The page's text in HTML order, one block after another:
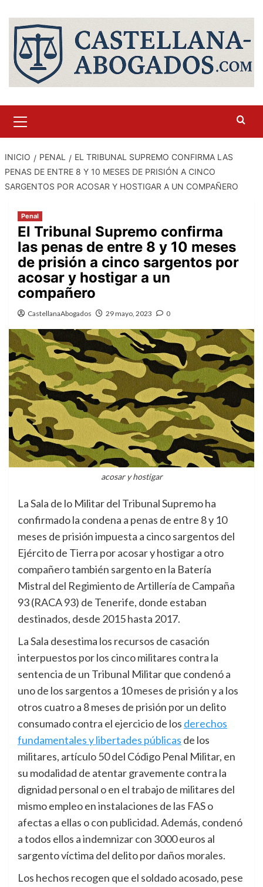
contenido
primario
INICIO PENAL
EL TRIBUNAL SUPREMO CONFIRMA LAS
PENAS DE ENTRE 8 Y 10 MESES DE PRISIÓN A CINCO
SARGENTOS POR ACOSAR Y HOSTIGAR A UN COMPAÑERO
Penal
El Tribunal Supremo confirma
las penas de entre 8 y 10 meses
de prisión a cinco sargentos por
acosar y hostigar a un
compañero
CastellanaAbogados 29 mayo, 2023 0
acosar y hostigar
La Sala de lo Militar del Tribunal Supremo ha
confirmado la condena a penas de entre 8 y 10
meses de prisión impuesta a cinco sargentos del
Ejército de Tierra por acosar y hostigar a otro
compañero también sargento en la Batería
Mistral del Regimiento de Artillería de Campaña
93 (RACA 93) de Tenerife, donde estaban
destinados, desde 2015 hasta 2017.
La Sala desestima los recursos de casación
interpuestos por los cinco militares contra la
sentencia de un Tribunal Militar que condenó a
uno de los sargentos a 10 meses de prisión y a los
otros cuatro a 8 meses de prisión por un delito
consumado contra el ejercicio de los derechos
fundamentales y libertades públicas de los
militares, artículo 50 del Código Penal Militar, en
su modalidad de atentar gravemente contra la
dignidad personal o en el trabajo de militares del
mismo empleo en instalaciones de las FAS o
afectas a ellas o con publicidad. Además, condenó
a todos ellos a indemnizar con 3000 euros al
sargento víctima del delito por daños morales.
Los hechos recogen que el soldado acosado, pese